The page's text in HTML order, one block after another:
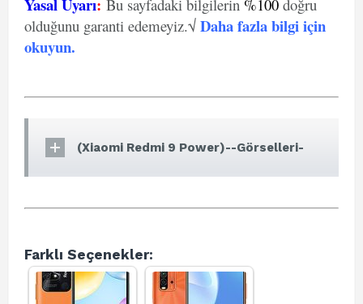
Yasal Uyarı: Bu sayfadaki bilgilerin %100 doğru
olduğunu garanti edemeyiz.√ Daha fazla bilgi için
okuyun.
(Xiaomi Redmi 9 Power)--Görselleri-
Farklı Seçenekler: